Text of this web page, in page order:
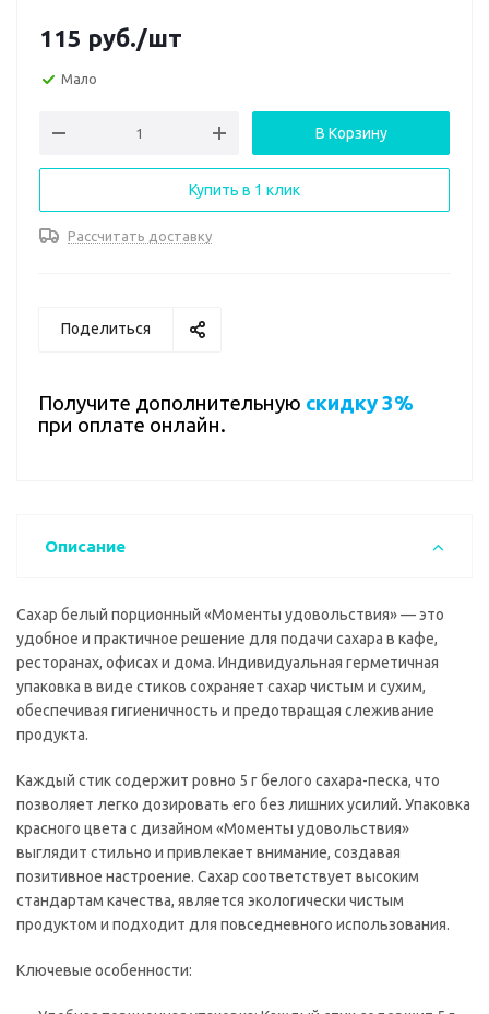
115 руб./шт
Мало
В Корзину
Купить в 1 клик
Рассчитать доставку
Поделиться
Получите дополнительную скидку 3%
при оплате онлайн.
Описание
Сахар белый порционный «Моменты удовольствия» — это
удобное и практичное решение для подачи сахара в кафе,
ресторанах, офисах и дома. Индивидуальная герметичная
упаковка в виде стиков сохраняет сахар чистым и сухим,
обеспечивая гигиеничность и предотвращая слеживание
продукта.
Каждый стик содержит ровно 5 г белого сахара-песка, что
позволяет легко дозировать его без лишних усилий. Упаковка
красного цвета с дизайном «Моменты удовольствия»
выглядит стильно и привлекает внимание, создавая
позитивное настроение. Сахар соответствует высоким
стандартам качества, является экологически чистым
продуктом и подходит для повседневного использования.
Ключевые особенности: